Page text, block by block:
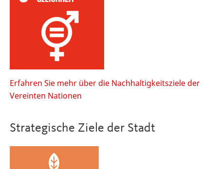
Erfahren Sie mehr über die Nachhaltigkeitsziele der
Vereinten Nationen
Strategische Ziele der Stadt